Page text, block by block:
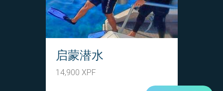
启蒙潜水
14,900 XPF